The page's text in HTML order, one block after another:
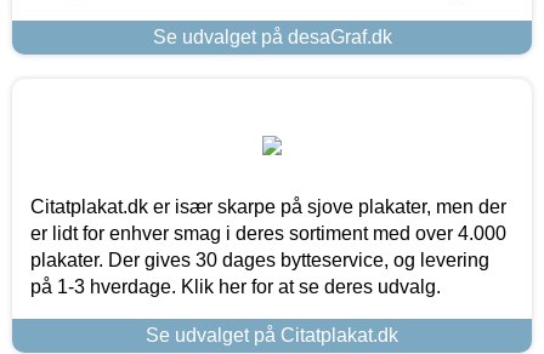
Se udvalget på desaGraf.dk
Citatplakat.dk er især skarpe på sjove plakater, men der
er lidt for enhver smag i deres sortiment med over 4.000
plakater. Der gives 30 dages bytteservice, og levering
på 1-3 hverdage. Klik her for at se deres udvalg.
Se udvalget på Citatplakat.dk